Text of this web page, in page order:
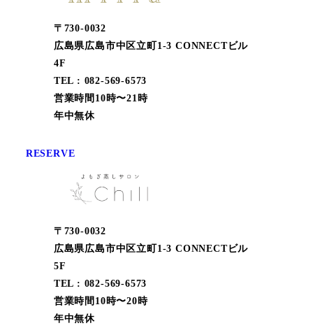
〒730-0032
広島県広島市中区立町1-3 CONNECTビル
4F
TEL : 082-569-6573
営業時間10時〜21時
年中無休
RESERVE
〒730-0032
広島県広島市中区立町1-3 CONNECTビル
5F
TEL : 082-569-6573
営業時間10時〜20時
年中無休